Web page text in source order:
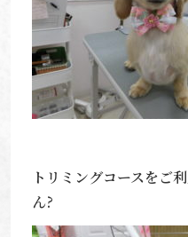
トリミングコースをご
ん?